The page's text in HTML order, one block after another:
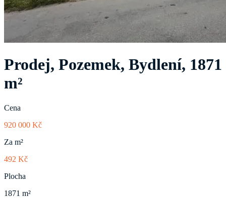
Prodej, Pozemek, Bydlení, 1871
m²
Cena
920 000 Kč
Za m²
492 Kč
Plocha
1871 m²